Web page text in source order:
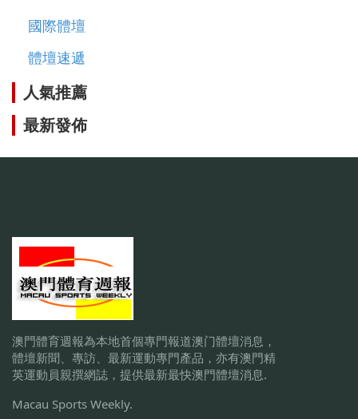
國際體壇
體壇速遞
人氣推薦
最新發佈
澳門體育週報為本地首個專門報道澳门體壇消息，
體壇新聞、專訪、最新運動專門產品，亦有澳門精
英運動員親撰網誌，提供最新最快澳門體壇消息.
Macau Sports Weekly.